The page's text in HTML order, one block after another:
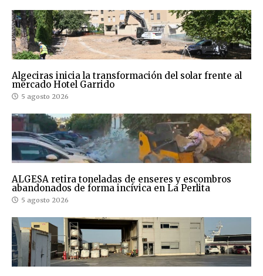
Algeciras inicia la transformación del solar frente al
mercado Hotel Garrido
5 agosto 2026
ALGESA retira toneladas de enseres y escombros
abandonados de forma incívica en La Perlita
5 agosto 2026